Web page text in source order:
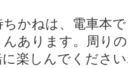
かねは、電車本
あります。周り
に楽しんでくださ